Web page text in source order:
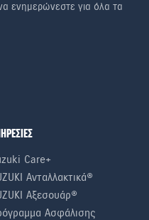
ενημερώνεστε για όλα τα
Care+
Ανταλλακτικά®
Αξεσουάρ®
Ασφάλισης